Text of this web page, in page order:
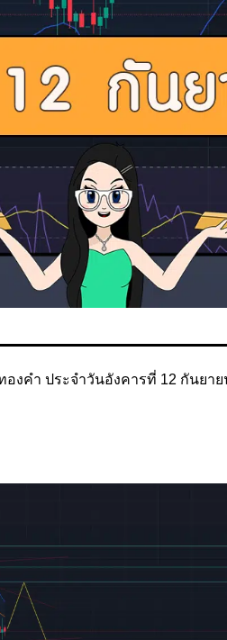
งคำ ประจำวันอังคารที่ 12 กันยาย